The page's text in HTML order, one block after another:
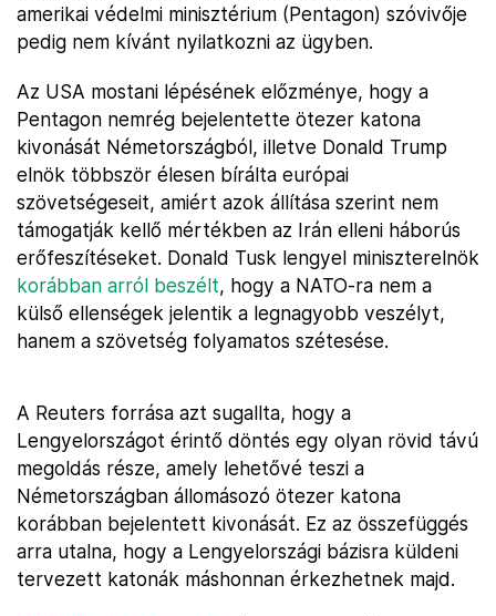
amerikai védelmi minisztérium (Pentagon) szóvivője
pedig nem kívánt nyilatkozni az ügyben.
Az USA mostani lépésének előzménye, hogy a
Pentagon nemrég bejelentette ötezer katona
kivonását Németországból, illetve Donald Trump
elnök többször élesen bírálta európai
szövetségeseit, amiért azok állítása szerint nem
támogatják kellő mértékben az Irán elleni háborús
erőfeszítéseket. Donald Tusk lengyel miniszterelnök
korábban arról beszélt, hogy a NATO-ra nem a
külső ellenségek jelentik a legnagyobb veszélyt,
hanem a szövetség folyamatos szétesése.
A Reuters forrása azt sugallta, hogy a
Lengyelországot érintő döntés egy olyan rövid távú
megoldás része, amely lehetővé teszi a
Németországban állomásozó ötezer katona
korábban bejelentett kivonását. Ez az összefüggés
arra utalna, hogy a Lengyelországi bázisra küldeni
tervezett katonák máshonnan érkezhetnek majd.